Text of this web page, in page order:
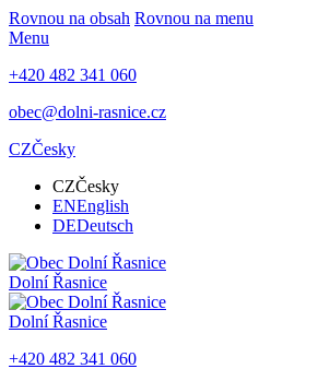
Rovnou na obsah Rovnou na menu
Menu
+420 482 341 060
obec@dolni-rasnice.cz
CZČesky
CZČesky
ENEnglish
DEDeutsch
Dolní Řasnice
Dolní Řasnice
+420 482 341 060